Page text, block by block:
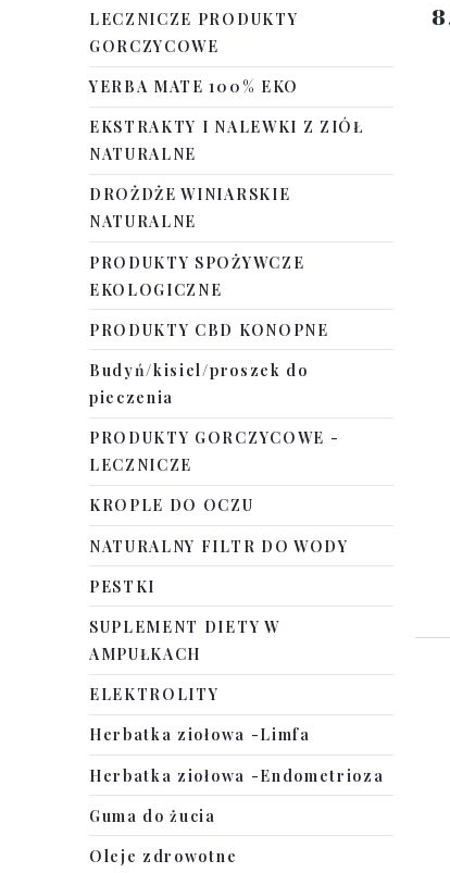
LECZNICZE PRODUKTY
GORCZYCOWE
YERBA MATE 100% EKO
EKSTRAKTY I NALEWKI Z ZIÓŁ
NATURALNE
DROŻDŻE WINIARSKIE
NATURALNE
PRODUKTY SPOŻYWCZE
EKOLOGICZNE
PRODUKTY CBD KONOPNE
Budyń/kisiel/proszek do
pieczenia
PRODUKTY GORCZYCOWE -
LECZNICZE
KROPLE DO OCZU
NATURALNY FILTR DO WODY
PESTKI
SUPLEMENT DIETY W
AMPUŁKACH
ELEKTROLITY
Herbatka ziołowa -Limfa
Herbatka ziołowa -Endometrioza
Guma do żucia
Oleje zdrowotne